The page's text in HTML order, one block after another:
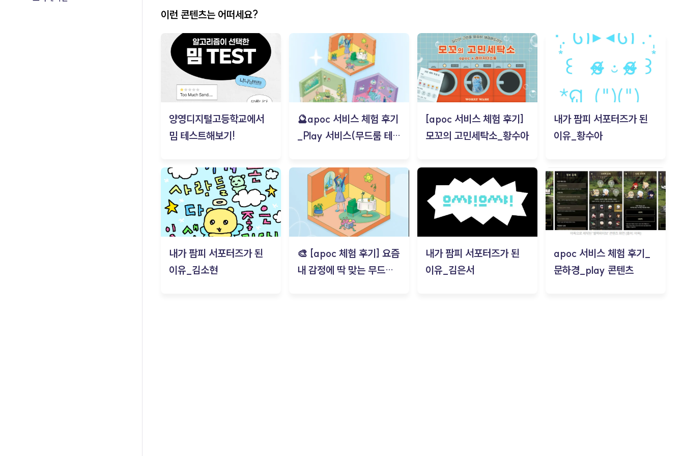
이런 콘텐츠는 어떠세요?
양영디지털고등학교에서
밈 테스트해보기!
🔮apoc 서비스 체험 후기
_Play 서비스(무드룸 테스
[apoc 서비스 체험 후기]
모꼬의 고민세탁소_황수아
내가 팜피 서포터즈가 된
이유_황수아
내가 팜피 서포터즈가 된
이유_김소현
🎨 [apoc 체험 후기] 요즘
내 감정에 딱 맞는 무드룸
내가 팜피 서포터즈가 된
이유_김은서
apoc 서비스 체험 후기_
문하경_play 콘텐츠